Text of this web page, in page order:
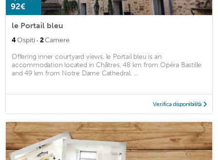
92€
le Portail bleu
4Ospiti · 2Camere
Offering inner courtyard views, le Portail bleu is an
accommodation located in Châtres, 48 km from Opéra Bastille
and 49 km from Notre Dame Cathedral. ...
Verifica disponibilità